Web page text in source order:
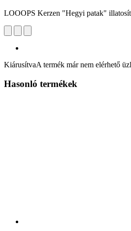
LOOOPS Kerzen "Hegyi patak"
KiárusítvaA termék már nem elérhető
Hasonló termékek